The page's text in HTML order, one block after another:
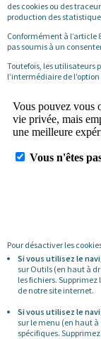
des cookies ou des
production des
Conformément à l’article
pas soumis à un
Toutefois, les utilisateurs
l’intermédiaire de
Pour désactiver les
Si vous utilisez le
sur Outils (en haut à
les fichiers.
de notre site internet.
Si vous utilisez le
sur le menu (en haut à
spécifiques.